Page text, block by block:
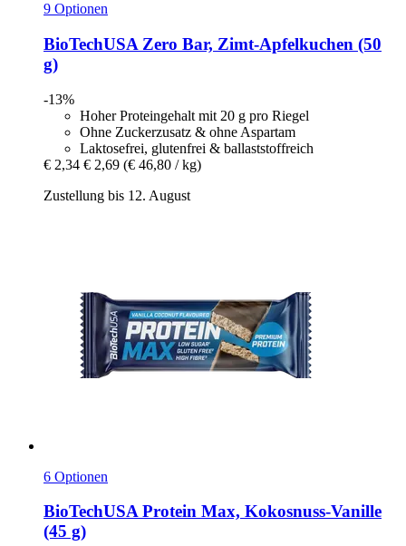
9 Optionen
BioTechUSA Zero Bar, Zimt-​Apfelkuchen (50
g)
-13%
Hoher Proteingehalt mit 20 g pro Riegel
Ohne Zuckerzusatz & ohne Aspartam
Laktosefrei, glutenfrei & ballaststoffreich
€ 2,34 € 2,69 (€ 46,80 / kg)
Zustellung bis 12. August
6 Optionen
BioTechUSAProtein Max, Kokosnuss-​Vanille
(45 g)